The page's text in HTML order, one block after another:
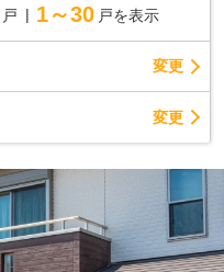
戸 1～30 戸を表示
変更
変更